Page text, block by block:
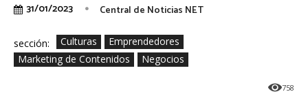
31/01/2023 Central de Noticias NET
sección: Culturas
Emprendedores
Marketing de Contenidos
Negocios
758